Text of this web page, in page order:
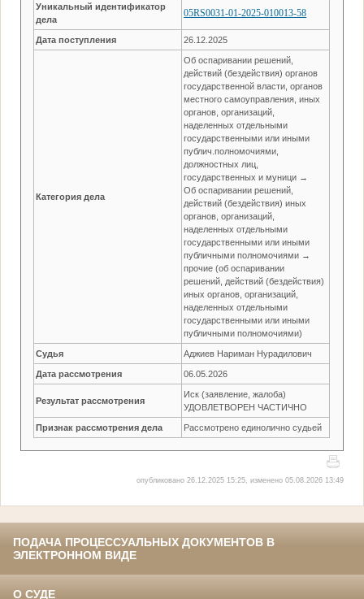
Уникальный идентификатор
дела
05RS0031-01-2025-010013-58
Дата поступления 26.12.2025
Категория дела
Об оспаривании решений,
действий (бездействия) органов
государственной власти, органов
местного самоуправления, иных
органов, организаций,
наделенных отдельными
государственными или иными
публич.полномочиями,
должностных лиц,
государственных и муници →
Об оспаривании решений,
действий (бездействия) иных
органов, организаций,
наделенных отдельными
государственными или иными
публичными полномочиями →
прочие (об оспаривании
решений, действий (бездействия)
иных органов, организаций,
наделенных отдельными
государственными или иными
публичными полномочиями)
Судья Аджиев Нариман Нурадилович
Дата рассмотрения 06.05.2026
Результат рассмотрения
Иск (заявление, жалоба)
УДОВЛЕТВОРЕН ЧАСТИЧНО
Признак рассмотрения дела Рассмотрено единолично судьей
опубликовано 26.12.2025 15:25, изменено 05.08.2026 13:49
ПОДАЧА ПРОЦЕССУАЛЬНЫХ ДОКУМЕНТОВ В
ЭЛЕКТРОННОМ ВИДЕ
О СУДЕ